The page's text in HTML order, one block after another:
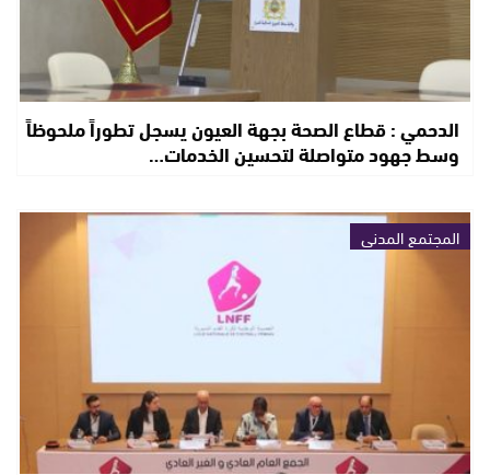
الدحمي : قطاع الصحة بجهة العيون يسجل تطوراً ملحوظاً
وسط جهود متواصلة لتحسين الخدمات…
المجتمع المدني